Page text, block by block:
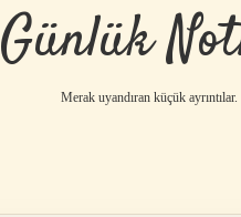
Günlük
Merak uyandıran küçük ayrıntılar.